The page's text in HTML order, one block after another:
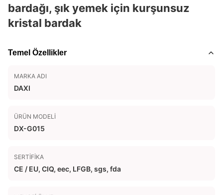
bardağı, şık yemek için kurşunsuz
kristal bardak
Temel Özellikler
MARKA ADI
DAXI
ÜRÜN MODELI
DX-G015
SERTIFIKA
CE / EU, CIQ, eec, LFGB, sgs, fda